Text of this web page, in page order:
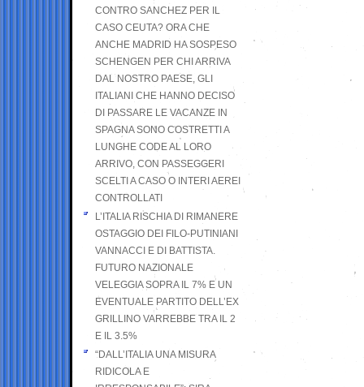
CONTRO SANCHEZ PER IL
CASO CEUTA? ORA CHE
ANCHE MADRID HA SOSPESO
SCHENGEN PER CHI ARRIVA
DAL NOSTRO PAESE, GLI
ITALIANI CHE HANNO DECISO
DI PASSARE LE VACANZE IN
SPAGNA SONO COSTRETTI A
LUNGHE CODE AL LORO
ARRIVO, CON PASSEGGERI
SCELTI A CASO O INTERI AEREI
CONTROLLATI
L’ITALIA RISCHIA DI RIMANERE
OSTAGGIO DEI FILO-PUTINIANI
VANNACCI E DI BATTISTA.
FUTURO NAZIONALE
VELEGGIA SOPRA IL 7% E UN
EVENTUALE PARTITO DELL’EX
GRILLINO VARREBBE TRA IL 2
E IL 3.5%
“DALL’ITALIA UNA MISURA
RIDICOLA E